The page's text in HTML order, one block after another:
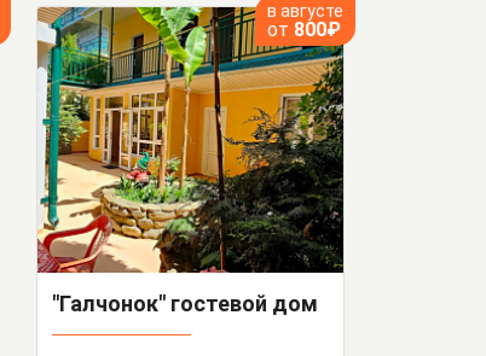
в августе
от 800₽
"Галчонок" гостевой дом